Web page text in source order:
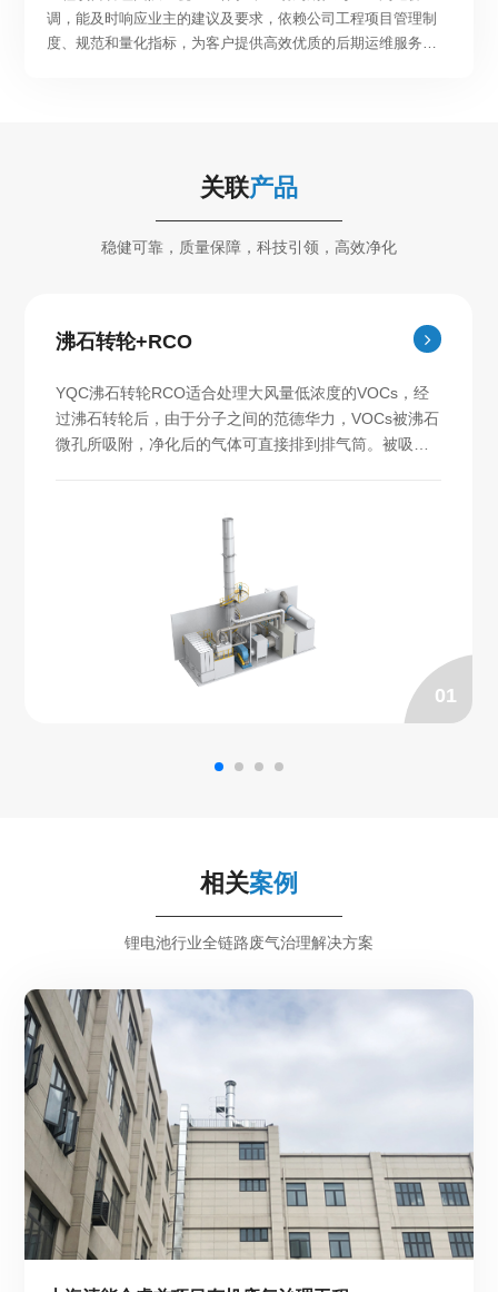
调，能及时响应业主的建议及要求，依赖公司工程项目管理制
度、规范和量化指标，为客户提供高效优质的后期运维服务，
关联产品
稳健可靠，质量保障，科技引领，高效净化
沸石转轮+RCO
YQC沸石转轮RCO适合处理大风量低浓度的VOCs，经
过沸石转轮后，由于分子之间的范德华力，VOCs被沸石
微孔所吸附，净化后的气体可直接排到排气筒。被吸附
01
相关案例
锂电池行业全链路废气治理解决方案